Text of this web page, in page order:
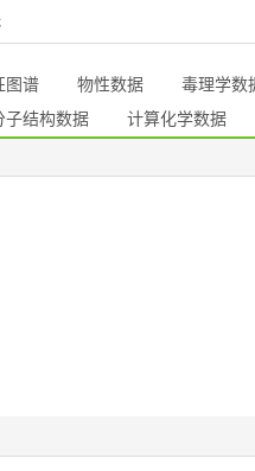
图谱 物性数据
毒理学数
子结构数据 计算化学数据